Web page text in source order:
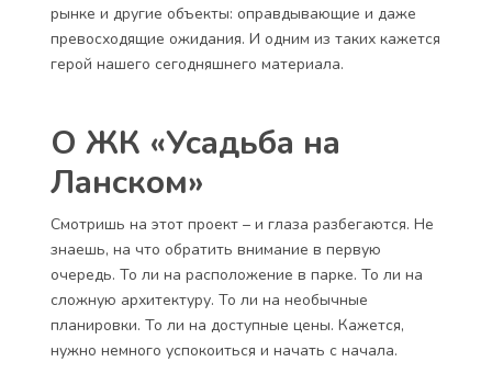
рынке и другие объекты: оправдывающие и даже
превосходящие ожидания. И одним из таких кажется
герой нашего сегодняшнего материала.
О ЖК «Усадьба на
Ланском»
Смотришь на этот проект – и глаза разбегаются. Не
знаешь, на что обратить внимание в первую
очередь. То ли на расположение в парке. То ли на
сложную архитектуру. То ли на необычные
планировки. То ли на доступные цены. Кажется,
нужно немного успокоиться и начать с начала.